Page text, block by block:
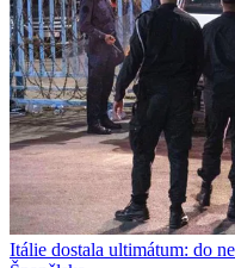
Itálie dostala ultimátum: do